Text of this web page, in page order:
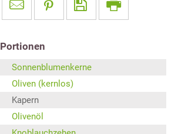
Portionen
Sonnenblumenkerne
Oliven (kernlos)
Kapern
Olivenöl